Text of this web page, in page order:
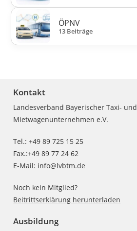
ÖPNV
13 Beiträge
Kontakt
Landesverband Bayerischer Taxi- und
Mietwagenunternehmen e.V.
Tel.: +49 89 725 15 25
Fax.:+49 89 77 24 62
E-Mail: info@lvbtm.de
Noch kein Mitglied?
Beitrittserklärung herunterladen
Ausbildung